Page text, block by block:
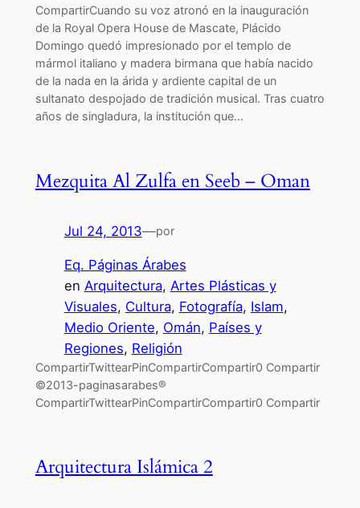
CompartirCuando su voz atronó en la inauguración
de la Royal Opera House de Mascate, Plácido
Domingo quedó impresionado por el templo de
mármol italiano y madera birmana que había nacido
de la nada en la árida y ardiente capital de un
sultanato despojado de tradición musical. Tras cuatro
años de singladura, la institución que…
Mezquita Al Zulfa en Seeb – Oman
Jul 24, 2013—por
Eq. Páginas Árabes
en Arquitectura, Artes Plásticas y
Visuales, Cultura, Fotografía, Islam
Medio Oriente, Omán, Países y
Regiones, Religión
CompartirTwittearPinCompartirCompartir0 Compartir
©2013-paginasarabes®
CompartirTwittearPinCompartirCompartir0 Compartir
Arquitectura Islámica 2